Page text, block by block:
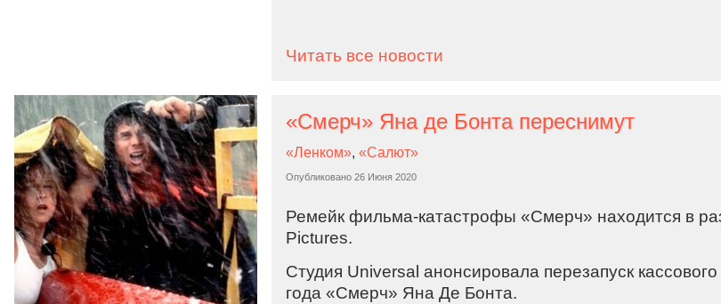
Читать все новости
«Смерч» Яна де Бонта переснимут
Опубликовано 26 Июня 2020
«Ленком», «Салют»
Ремейк фильма-катастрофы «Смерч» находится в
Pictures.
Студия Universal анонсировала перезапуск
года «Смерч» Яна Де Бонта.